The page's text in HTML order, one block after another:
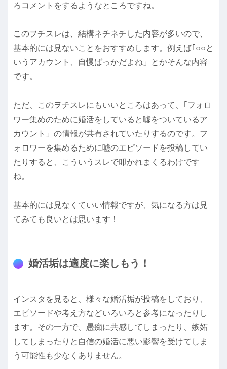
ろコメントをするようなところですね。
このヲチスレは、結構ネチネチした内容が多いので、
基本的には見ないことをおすすめします。例えば｢○○と
いうアカウント、自慢ばっかだよね」とかそんな内容
です。
ただ、このヲチスレにもいいところはあって、｢フォロ
ワー集めのために婚活をしていると嘘をついているア
カウント」の情報が共有されていたりするのです。フ
ォロワーを集めるために嘘のエピソードを投稿してい
たりすると、こういうスレで叩かれまくるわけです
ね。
基本的には見なくていい情報ですが、気になる方は見
てみても良いとは思います！
婚活垢は適度に楽しもう！
インスタを見ると、様々な婚活垢が投稿をしており、
エピソードや考え方などいろいろと参考になったりし
ます。その一方で、愚痴に共感してしまったり、嫉妬
してしまったりと自信の婚活に悪い影響を受けてしま
う可能性も少なくありません。